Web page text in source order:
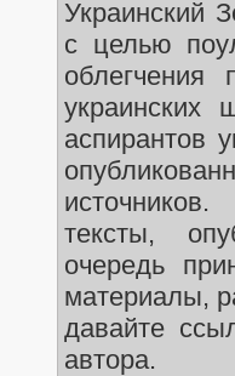
Украинский
с целью
облегчения
украинских
аспирантов
тексты,
очередь
материалы,
давайте
автора.